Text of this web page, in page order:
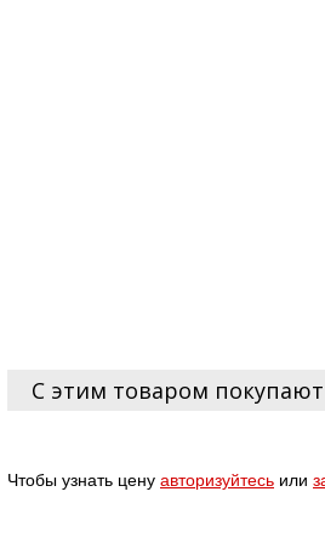
С этим товаром покупают
Чтобы узнать цену авторизуйтесь или